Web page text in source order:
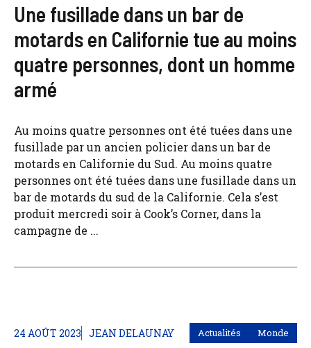
Une fusillade dans un bar de
motards en Californie tue au moins
quatre personnes, dont un homme
armé
Au moins quatre personnes ont été tuées dans une
fusillade par un ancien policier dans un bar de
motards en Californie du Sud. Au moins quatre
personnes ont été tuées dans une fusillade dans un
bar de motards du sud de la Californie. Cela s’est
produit mercredi soir à Cook’s Corner, dans la
campagne de ...
24 AOÛT 2023 JEAN DELAUNAY Actualités Monde